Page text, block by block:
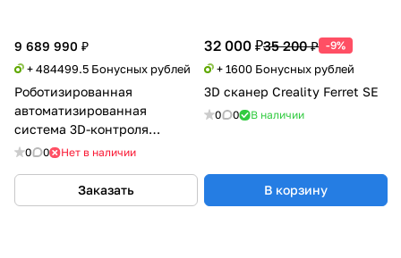
32 000 ₽35 200 ₽ -9%
+ 1600 Бонусных рублей
3D сканер Creality Ferret SE
0 0 В наличии
В корзину
9 689 990 ₽
+ 484499.5 Бонусных рублей
Роботизированная
автоматизированная
система 3D-контроля
Shining 3D RobotScan Q12
0 0 Нет в наличии
Заказать